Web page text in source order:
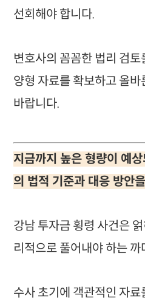
선회해야 합니다.
변호사의 꼼꼼한 법리 검
양형 자료를 확보하고 올
바랍니다.
지금까지 높은 형량이 예
의 법적 기준과 대응 방안
강남 투자금 횡령 사건은
리적으로 풀어내야 하는
수사 초기에 객관적인 자